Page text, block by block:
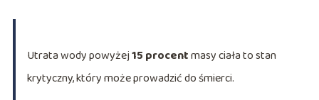
Utrata wody powyżej15 procentmasy ciała to stan
krytyczny, który może prowadzić do śmierci.